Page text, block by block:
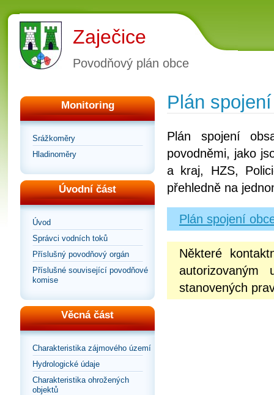
Zaječice
Povodňový plán obce
Monitoring
Srážkoměry
Hladinoměry
Úvodní část
Úvod
Správci vodních toků
Příslušný povodňový orgán
Příslušné související povodňové
komise
Věcná část
Charakteristika zájmového území
Hydrologické údaje
Charakteristika ohrožených
objektů
Plán
Plán spojení
povodněmi, jako
a kraj, HZS,
přehledně na
Plán spojení
Některé
stanovených